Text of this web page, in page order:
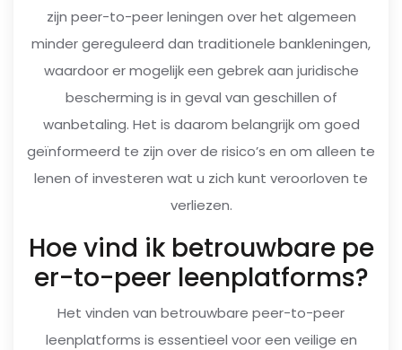
zijn peer-to-peer leningen over het algemeen
minder gereguleerd dan traditionele bankleningen,
waardoor er mogelijk een gebrek aan juridische
bescherming is in geval van geschillen of
wanbetaling. Het is daarom belangrijk om goed
geïnformeerd te zijn over de risico’s en om alleen te
lenen of investeren wat u zich kunt veroorloven te
verliezen.
Hoe vind ik betrouwbare pe
er-to-peer leenplatforms?
Het vinden van betrouwbare peer-to-peer
leenplatforms is essentieel voor een veilige en